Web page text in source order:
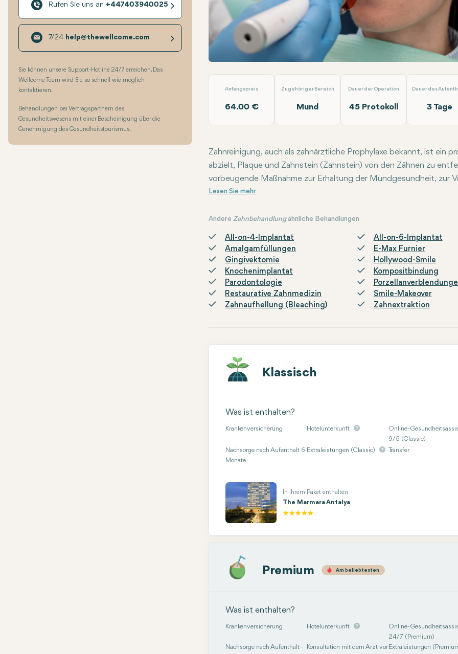
Anfangspreis
64.00 €
Zugehöriger Bereich
Mund
Dauer der Operation
45 Protokoll
Dauer des
3 Tage
Zahnreinigung, auch als zahnärztliche Prophylaxe bekannt, ist ein
abzielt, Plaque und Zahnstein (Zahnstein) von den Zähnen zu
vorbeugende Maßnahme zur Erhaltung der Mundgesundheit, zur
Behandlung von Problemen wie Mundgeruch. Eine regelmäßige
Andere Zahnbehandlungähnliche Behandlungen
All-on-4-Implantat All-on-6-Implantat
Amalgamfüllungen
E-Max Furnier
Gingivektomie
Hollywood-Smile
Knochenimplantat
Kompositbindung
Parodontologie
Restaurative Zahnmedizin
Smile-Makeover
Zahnaufhellung (Bleaching)
Zahnextraktion
Klassisch
Was ist enthalten?
Krankenversicherung Hotelunterkunft
Online-
9/5 (Classic)
Nachsorge nach Aufenthalt 6
Monate
Extraleistungen (Classic) Transfer
In Ihrem Paket enthalten
The Marmara Antalya
Premium Am beliebtesten
Was ist enthalten?
Krankenversicherung Hotelunterkunft
Online-
24/7 (Premium)
Nachsorge nach Aufenthalt -
Konsultation mit dem Arzt vor Extraleistungen
Rufen Sie uns an +447403940025
7/24 help@thewellcome.com
Sie können unsere Support-Hotline 24/7 erreichen. Das
Wellcome-Team wird Sie so schnell wie möglich
kontaktieren.
Behandlungen bei Vertragspartnern des
Gesundheitswesens mit einer Bescheinigung über die
Genehmigung des Gesundheitstourismus.